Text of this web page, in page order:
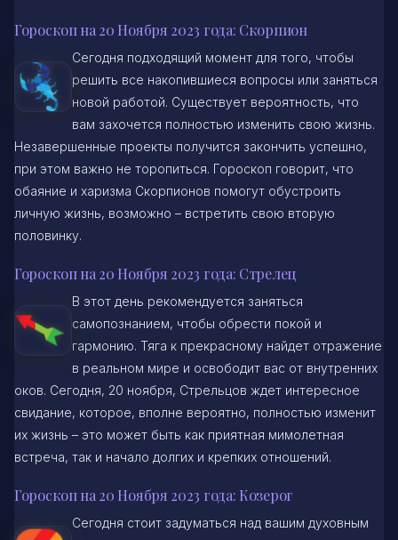
Гороскоп на 20 Ноября 2023 года: Скорпион
Сегодня подходящий момент для того, чтобы
решить все накопившиеся вопросы или заняться
новой работой. Существует вероятность, что
вам захочется полностью изменить свою жизнь.
Незавершенные проекты получится закончить успешно,
при этом важно не торопиться. Гороскоп говорит, что
обаяние и харизма Скорпионов помогут обустроить
личную жизнь, возможно – встретить свою вторую
половинку.
Гороскоп на 20 Ноября 2023 года: Стрелец
В этот день рекомендуется заняться
самопознанием, чтобы обрести покой и
гармонию. Тяга к прекрасному найдет отражение
в реальном мире и освободит вас от внутренних
оков. Сегодня, 20 ноября, Стрельцов ждет интересное
свидание, которое, вполне вероятно, полностью изменит
их жизнь – это может быть как приятная мимолетная
встреча, так и начало долгих и крепких отношений.
Гороскоп на 20 Ноября 2023 года: Козерог
Сегодня стоит задуматься над вашим духовным